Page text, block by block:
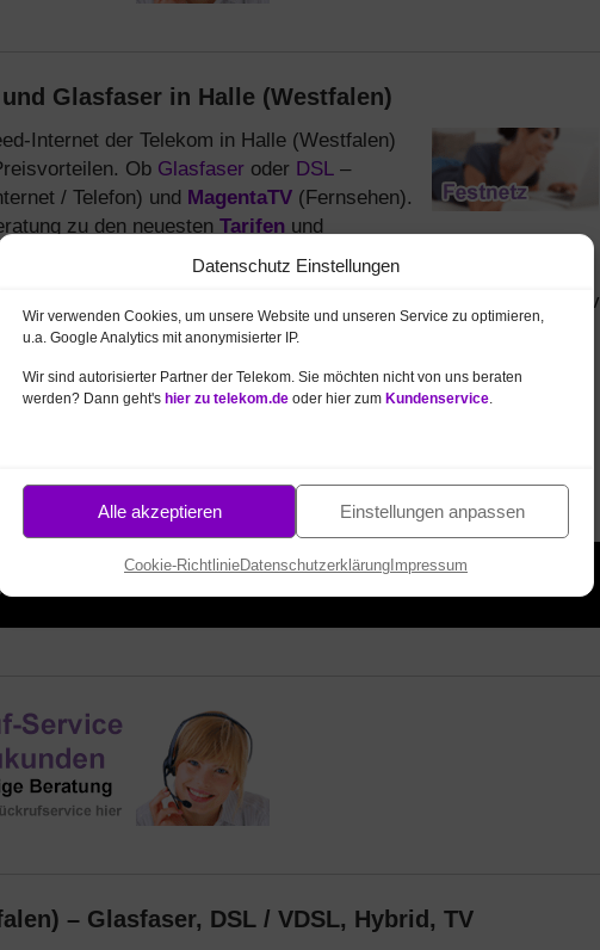
Datenschutz Einstellungen
Wir verwenden Cookies, um unsere Website und unseren Service zu optimieren,
u.a. Google Analytics mit anonymisierter IP.
Wir sind autorisierter Partner der Telekom. Sie möchten nicht von uns beraten
werden? Dann geht's hier zu telekom.de oder hier zum Kundenservice.
Alle akzeptieren Einstellungen anpassen
Cookie-RichtlinieDatenschutzerklärung Impressum
Glasfaser in Halle (Westfalen)
Internet der Telekom in Halle (Westfalen)
Ob Glasfaser oder DSL –
/ Telefon) und MagentaTV (Fernsehen).
zu den neuesten Tarifen und
. Zusätzlich einmalig exklusiv
bestellen
auch mitFritzBox ab 1 €-Infos und Bestellung hier
Rabatte für den Festnetz Anschluss. Infos und Bestellung
Hausanschluss
Aufpreis-hier bestellen
29 45
– Glasfaser, DSL / VDSL, Hybrid, TV